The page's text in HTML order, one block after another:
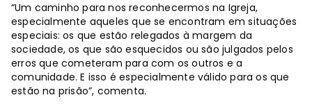
“Um caminho para nos reconhecermos na Igreja,
especialmente aqueles que se encontram em situações
especiais: os que estão relegados à margem da
sociedade, os que são esquecidos ou são julgados pelos
erros que cometeram para com os outros e a
comunidade. E isso é especialmente válido para os que
estão na prisão”, comenta.